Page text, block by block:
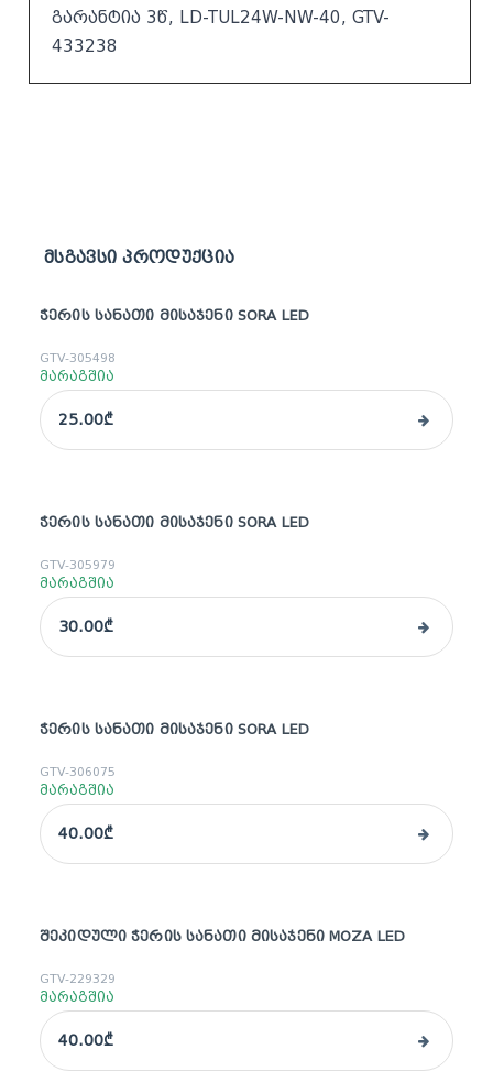
გარანტია 3წ, LD-TUL24W-NW-40, GTV-
433238
მსგავსი პროდუქცია
ᲭᲔᲠᲘᲡ ᲡᲐᲜᲐᲗᲘ ᲛᲘᲡᲐᲯᲔᲜᲘ SORA LED
GTV-305498
მარაგშია
25.00₾
ᲭᲔᲠᲘᲡ ᲡᲐᲜᲐᲗᲘ ᲛᲘᲡᲐᲯᲔᲜᲘ SORA LED
GTV-305979
მარაგშია
30.00₾
ᲭᲔᲠᲘᲡ ᲡᲐᲜᲐᲗᲘ ᲛᲘᲡᲐᲯᲔᲜᲘ SORA LED
GTV-306075
მარაგშია
40.00₾
ᲨᲔᲙᲘᲓᲣᲚᲘ ᲭᲔᲠᲘᲡ ᲡᲐᲜᲐᲗᲘ ᲛᲘᲡᲐᲯᲔᲜᲘ MOZA LED
GTV-229329
მარაგშია
40.00₾